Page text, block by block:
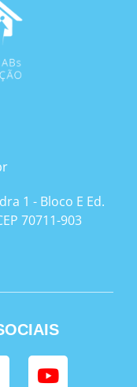
1 - Bloco E Ed.
70711-903